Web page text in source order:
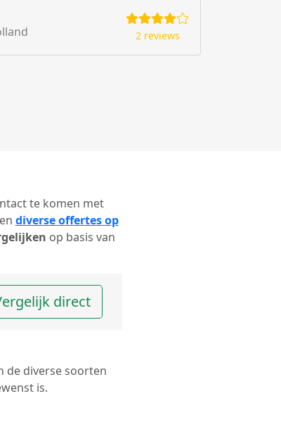
2 reviews
te komen met
diverse offertes op
op basis van
direct
de diverse soorten
is.